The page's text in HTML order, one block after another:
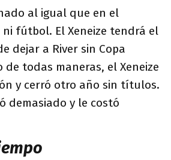
al igual que en el
fútbol. El Xeneize tendrá el
dejar a River sin Copa
de todas maneras, el Xeneize
y cerró otro año sin títulos.
demasiado y le costó